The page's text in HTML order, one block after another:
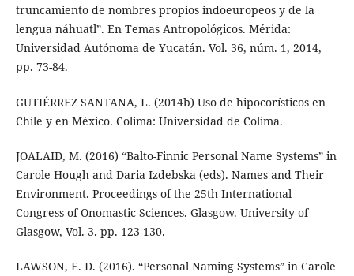
truncamiento de nombres propios indoeuropeos y de la
lengua náhuatl”. En Temas Antropológicos. Mérida:
Universidad Autónoma de Yucatán. Vol. 36, núm. 1, 2014,
pp. 73-84.
GUTIÉRREZ SANTANA, L. (2014b) Uso de hipocorísticos en
Chile y en México. Colima: Universidad de Colima.
JOALAID, M. (2016) “Balto-Finnic Personal Name Systems” in
Carole Hough and Daria Izdebska (eds). Names and Their
Environment. Proceedings of the 25th International
Congress of Onomastic Sciences. Glasgow. University of
Glasgow, Vol. 3. pp. 123-130.
LAWSON, E. D. (2016). “Personal Naming Systems” in Carole